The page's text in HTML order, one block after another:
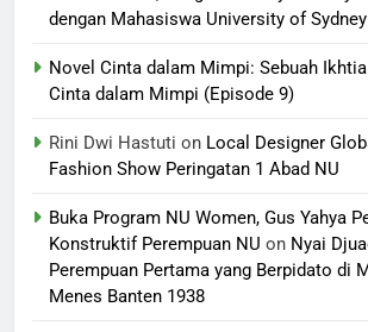
dengan Mahasiswa University of Sydney
Novel Cinta dalam Mimpi: Sebuah
Cinta dalam Mimpi (Episode 9)
Rini Dwi Hastuti on Local Designer
Fashion Show Peringatan 1 Abad NU
Buka Program NU Women, Gus Yahya
Konstruktif Perempuan NU on Nyai
Perempuan Pertama yang Berpidato di
Menes Banten 1938